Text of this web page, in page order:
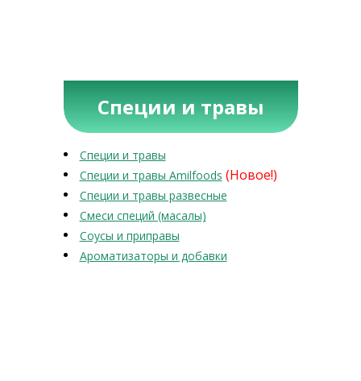
Специи и травы
Специи и травы
Специи и травы Amilfoods (Новое!)
Специи и травы развесные
Смеси специй (масалы)
Соусы и приправы
Ароматизаторы и добавки